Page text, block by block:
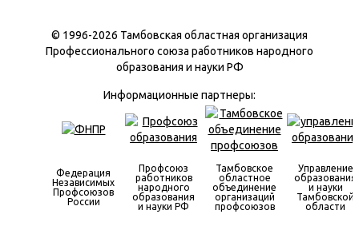
© 1996-2026 Тамбовская областная организация
Профессионального союза работников народного
образования и науки РФ
Информационные партнеры:
Федерация
Независимых
Профсоюзов
России
Профсоюз
работников
народного
образования
и науки РФ
Тамбовское
областное
объединение
организаций
профсоюзов
Управление
образования
и науки
Тамбовской
области